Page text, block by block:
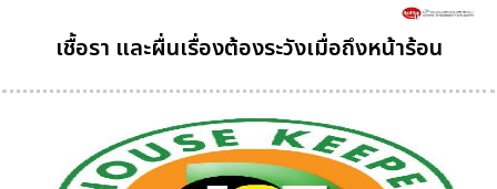
เชื้อรา และผื่นเรื่องต้องระวังเมื่อถึงหน้าร้อน